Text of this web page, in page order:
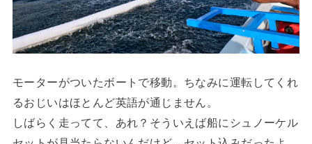
モーターがついたボートで移動。ちなみに運転してくれ
るおじいはほとんど英語が通じません。
しばらく走ってて、あれ？そういえば船にシュノーケル